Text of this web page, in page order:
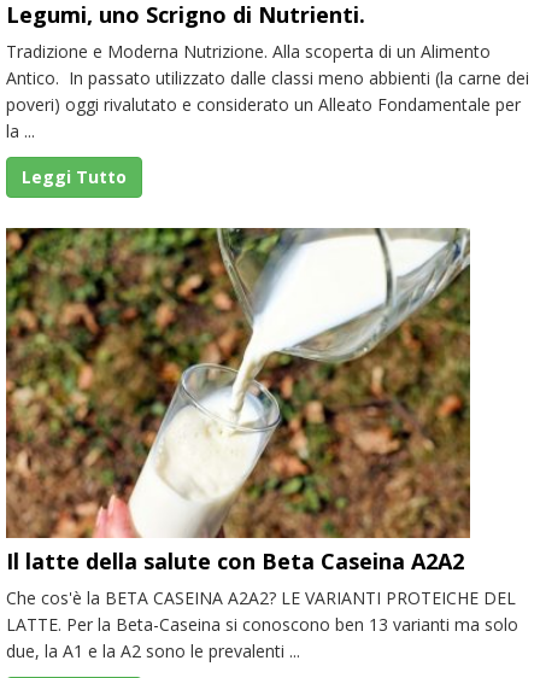
Legumi, uno Scrigno di Nutrienti.
Tradizione e Moderna Nutrizione. Alla scoperta di un Alimento
Antico. In passato utilizzato dalle classi meno abbienti (la carne dei
poveri) oggi rivalutato e considerato un Alleato Fondamentale per
la ...
Leggi Tutto
Il latte della salute con Beta Caseina A2A2
Che cos'è la BETA CASEINA A2A2? LE VARIANTI PROTEICHE DEL
LATTE. Per la Beta-Caseina si conoscono ben 13 varianti ma solo
due, la A1 e la A2 sono le prevalenti ...